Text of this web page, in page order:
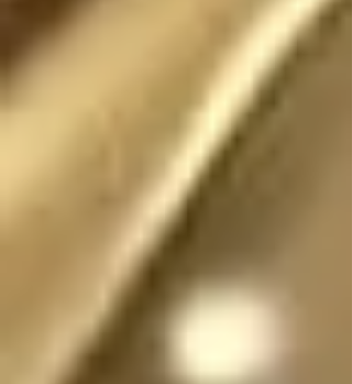
realidad donde este
escrito no fue (o no
es) fantasía
En dicha realidad, los
ángeles no tienen
sexo, por lo que se
pueden mostrar en su
forma divina femenina